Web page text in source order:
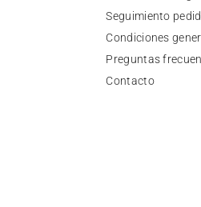
Seguimiento
Condiciones
Preguntas
Contacto